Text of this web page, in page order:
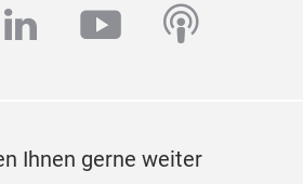
linkedinyoutube
Ihnen gerne weiter